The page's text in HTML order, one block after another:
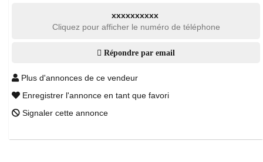
xxxxxxxxxx
Cliquez pour afficher le numéro de téléphone
Répondre par email
Plus d'annonces de ce vendeur
Enregistrer l'annonce en tant que favori
Signaler cette annonce